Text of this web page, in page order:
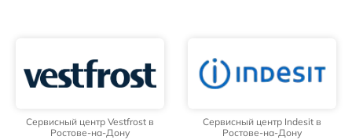
Сервисный центр Vestfrost в
Ростове-на-Дону
Сервисный центр Indesit в
Ростове-на-Дону